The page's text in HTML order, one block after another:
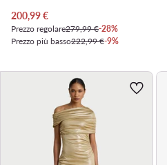
Prezzo attuale
200,99€
Prezzo regolare279,99 €-28%
Prezzo più basso222,99 €-9%